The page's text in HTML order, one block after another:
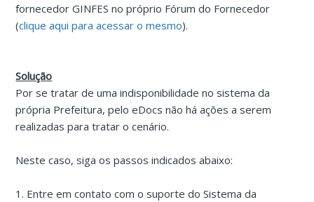
fornecedor GINFES no próprio Fórum do Fornecedor
(clique aqui para acessar o mesmo).
Solução
Por se tratar de uma indisponibilidade no sistema da
própria Prefeitura, pelo eDocs não há ações a serem
realizadas para tratar o cenário.
Neste caso, siga os passos indicados abaixo:
1. Entre em contato com o suporte do Sistema da